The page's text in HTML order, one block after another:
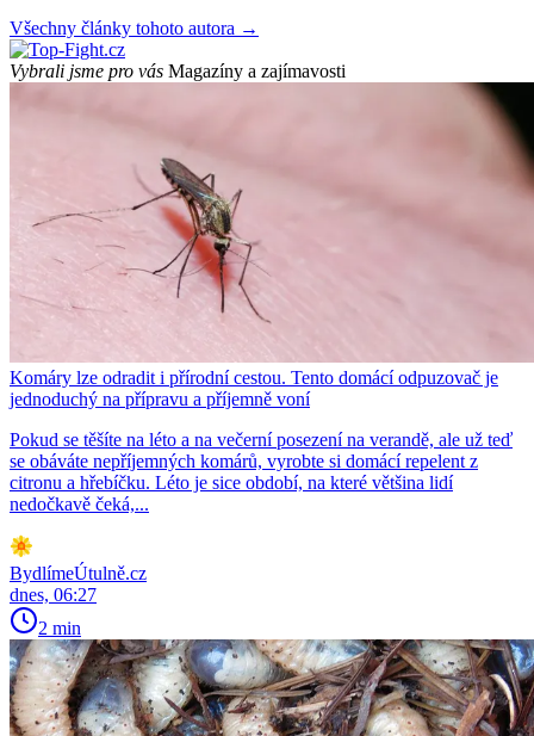
Všechny články tohoto autora →
Vybrali jsme pro vás Magazíny a zajímavosti
Komáry lze odradit i přírodní cestou. Tento domácí odpuzovač je
jednoduchý na přípravu a příjemně voní
Pokud se těšíte na léto a na večerní posezení na verandě, ale už teď
se obáváte nepříjemných komárů, vyrobte si domácí repelent z
citronu a hřebíčku. Léto je sice období, na které většina lidí
nedočkavě čeká,...
BydlímeÚtulně.cz
dnes, 06:27
2 min